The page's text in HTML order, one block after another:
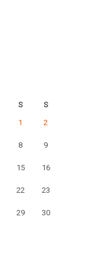
S
S
1
2
8 9
15 16
22 23
29 30